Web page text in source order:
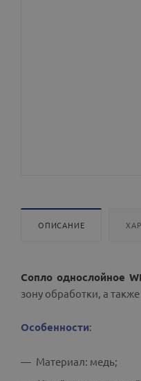
ОПИСАНИЕ
Сопло однослойное
зону обработки, а
Особенности:
Материал: медь;